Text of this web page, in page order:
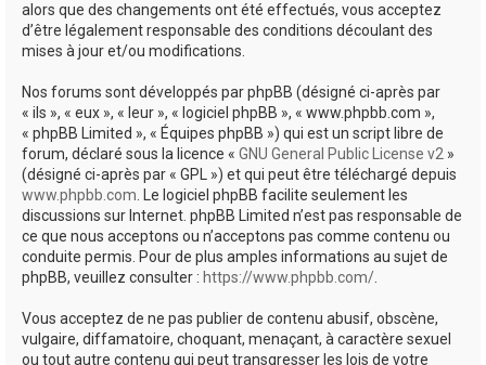
alors que des changements ont été effectués, vous acceptez
d’être légalement responsable des conditions découlant des
mises à jour et/ou modifications.
Nos forums sont développés par phpBB (désigné ci-après par
« ils », « eux », « leur », « logiciel phpBB », « www.phpbb.com »,
« phpBB Limited », « Équipes phpBB ») qui est un script libre de
forum, déclaré sous la licence « GNU General Public License v2 »
(désigné ci-après par « GPL ») et qui peut être téléchargé depuis
www.phpbb.com. Le logiciel phpBB facilite seulement les
discussions sur Internet. phpBB Limited n’est pas responsable de
ce que nous acceptons ou n’acceptons pas comme contenu ou
conduite permis. Pour de plus amples informations au sujet de
phpBB, veuillez consulter : https://www.phpbb.com/.
Vous acceptez de ne pas publier de contenu abusif, obscène,
vulgaire, diffamatoire, choquant, menaçant, à caractère sexuel
ou tout autre contenu qui peut transgresser les lois de votre